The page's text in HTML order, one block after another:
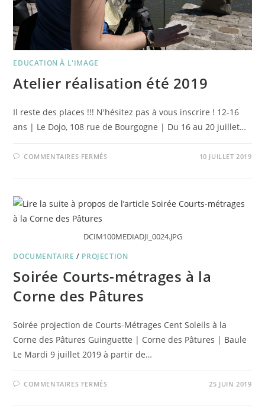
EDUCATION À L'IMAGE
Atelier réalisation été 2019
Il reste des places !!! N'hésitez pas à vous inscrire ! 12-16
ans | Le Dojo, 108 rue de Bourgogne | Du 16 au 20 juillet…
COMMENTAIRES FERMÉSSUR 10 JUILLET 2019
DCIM100MEDIADJI_0024.JPG
DOCUMENTAIRE / PROJECTION
Soirée Courts-métrages à la
Corne des Pâtures
Soirée projection de Courts-Métrages Cent Soleils à la
Corne des Pâtures Guinguette | Corne des Pâtures | Baule
Le Mardi 9 juillet 2019 à partir de…
COMMENTAIRES FERMÉSSUR 25 JUIN 2019